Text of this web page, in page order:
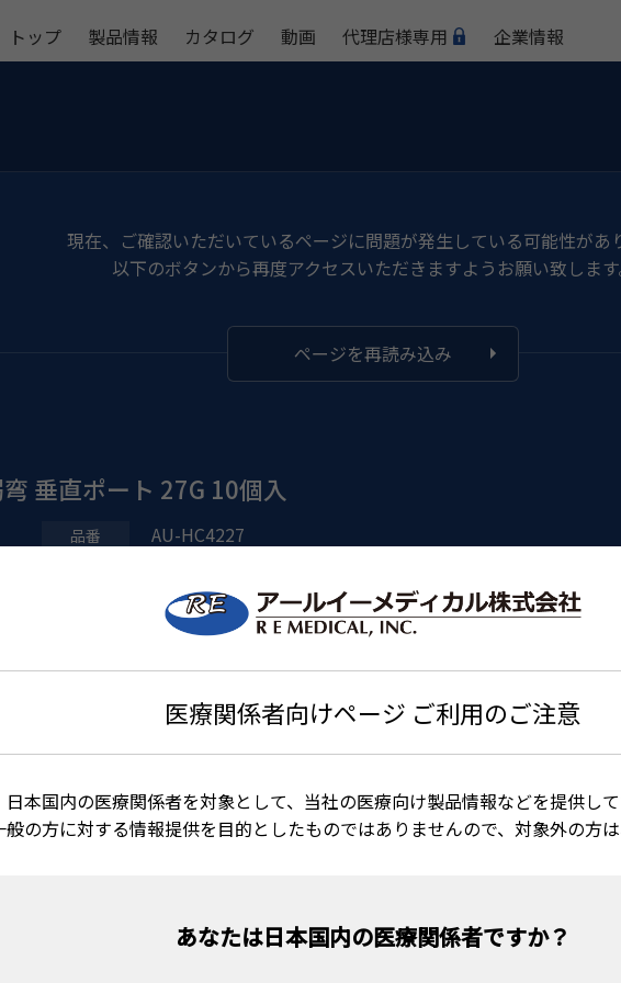
医療関係者向けページ ご利用のご注意
日本国内の医療関係者を対象として、当社の医療向け製品情報などを提供し
の方に対する情報提供を目的としたものではありませんので、対象外の方
トップ 製品情報 カタログ 動画 代理店様専用 企業情報
現在、ご確認いただいているページに問題が発生している可能性があ
以下のボタンから再度アクセスいただきますようお願い致します
ページを再読み込み
垂直ポート 27G 10個入
AU-HC4227
21400BZY00451000
るのに適しています。